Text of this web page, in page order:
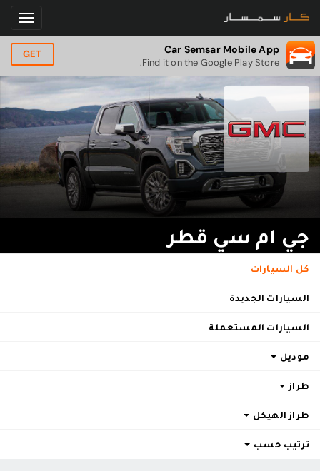
Car Semsar Mobile App
Find it on the Google Play Store.
GET
جي ام سي قطر
كل السيارات
السيارات الجديدة
السيارات المستعملة
موديل
طراز
طراز الهيكل
ترتيب حسب